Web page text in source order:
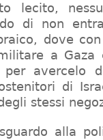
lecito,
di non
dove
a
per avercelo
di
stessi
alla